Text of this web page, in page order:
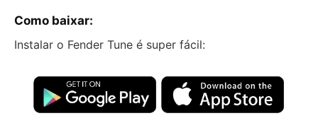
Como baixar:
Instalar o Fender Tune é super fácil: